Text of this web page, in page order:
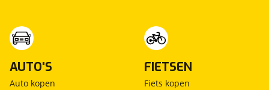
AUTO'S
Auto kopen
FIETSEN
Fiets kopen